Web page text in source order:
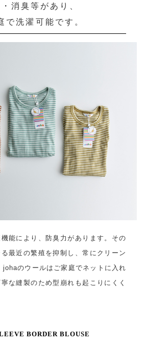
消臭等があり、
で洗濯可能です。
能により、防臭力があります。その
最近の繁殖を抑制し、常にクリーン
johaのウールはご家庭でネットに入れ
な縫製のため型崩れも起こりにくく
BORDER BLOUSE